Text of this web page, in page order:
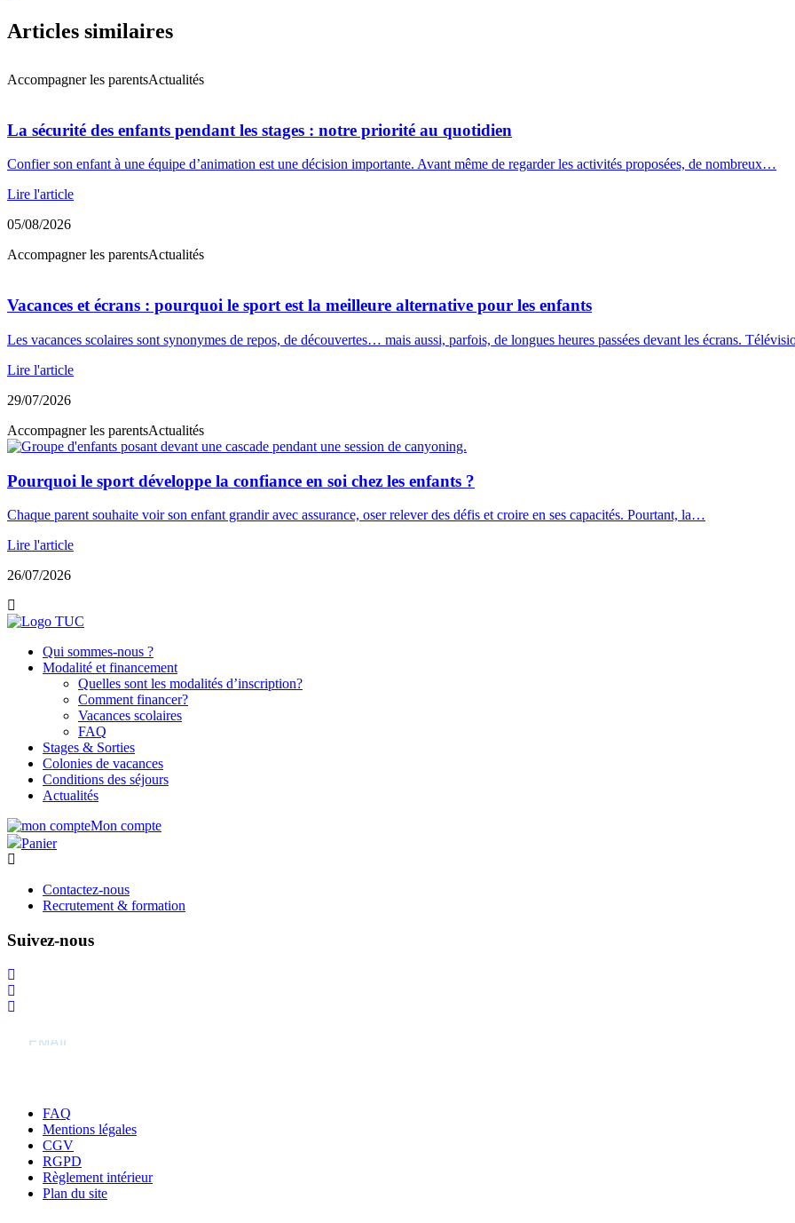
Articles similaires
Accompagner les parentsActualités
La sécurité des enfants pendant les stages : notre priorité au quotidien
Confier son enfant à une équipe d’animation est une décision importante. Avant même de regarder les activités proposées, de nombreux…
Lire l'article
05/08/2026
Accompagner les parentsActualités
Vacances et écrans : pourquoi le sport est la meilleure alternative pour les enfants
Les vacances scolaires sont synonymes de repos, de découvertes… mais aussi, parfois, de longues heures passées devant les écrans.
Lire l'article
29/07/2026
Accompagner les parentsActualités
Pourquoi le sport développe la confiance en soi chez les enfants ?
Chaque parent souhaite voir son enfant grandir avec assurance, oser relever des défis et croire en ses capacités. Pourtant, la…
Lire l'article
26/07/2026
Qui sommes-nous ?
Modalité et financement
Quelles sont les modalités d’inscription?
Comment financer?
Vacances scolaires
FAQ
Stages & Sorties
Colonies de vacances
Conditions des séjours
Actualités
Mon compte
Panier
Contactez-nous
Recrutement & formation
Suivez-nous
FAQ
Mentions légales
CGV
RGPD
Règlement intérieur
Plan du site